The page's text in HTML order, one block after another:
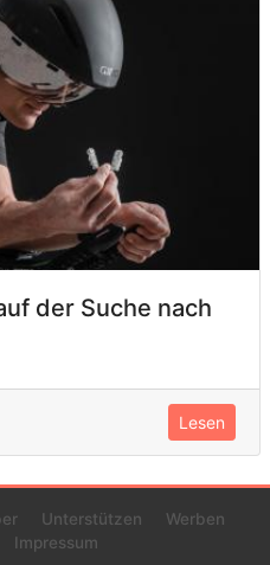
der Suche nach
Lesen
Unterstützen
Werben
Impressum